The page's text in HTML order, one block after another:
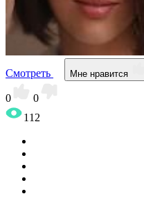
Смотреть Мне нравится
0
0
112